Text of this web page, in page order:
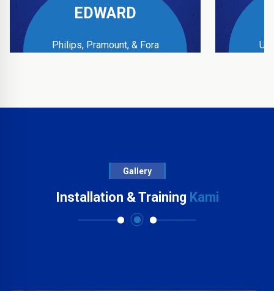
EDWARD
Philips, Pramount, & Fora
Gallery
Installation & Training Kami